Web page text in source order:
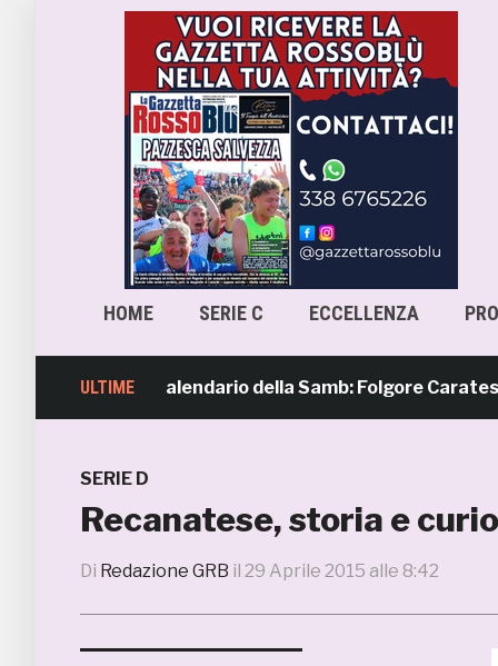
HOME SERIE C ECCELLENZA
ULTIME
4, il calendario della Samb: Folgore Caratese
SERIE D
Recanatese, storia e
Di Redazione GRB il 29 Aprile 2015 alle 8:42